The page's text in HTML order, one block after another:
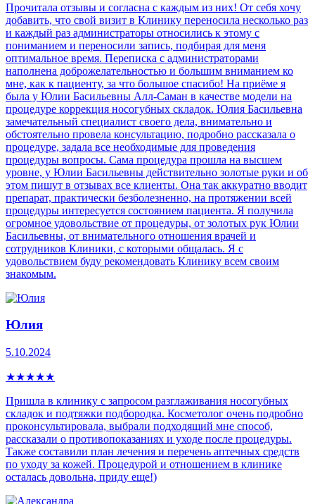
Прочитала отзывы и согласна с каждым из них! От себя хочу
добавить, что свой визит в Клинику переносила несколько раз
и каждый раз администраторы относились к этому с
пониманием и переносили запись, подбирая для меня
оптимальное время. Переписка с администраторами
наполнена доброжелательностью и большим вниманием ко
мне, как к пациенту, за что большое спасибо! На приёме я
была у Юлии Басильевны Алл-Саман в качестве модели на
процедуре коррекция носогубных складок. Юлия Басильевна
замечательный специалист своего дела, внимательно и
обстоятельно провела консультацию, подробно рассказала о
процедуре, задала все необходимые для проведения
процедуры вопросы. Сама процедура прошла на высшем
уровне, у Юлии Басильевны действительно золотые руки и об
этом пишут в отзывах все клиенты. Она так аккуратно вводит
препарат, практически безболезненно, на протяжении всей
процедуры интересуется состоянием пациента. Я получила
огромное удовольствие от процедуры, от золотых рук Юлии
Басильевны, от внимательного отношения врачей и
сотрудников Клиники, с которыми общалась. Я с
удовольствием буду рекомендовать Клинику всем своим
знакомым.
Юлия
5.10.2024
★★★★★
Пришла в клинику с запросом разглаживания носогубных
складок и подтяжки подбородка. Косметолог очень подробно
проконсультировала, выбрали подходящий мне способ,
рассказали о противопоказаниях и уходе после процедуры.
Также составили план лечения и перечень аптечных средств
по уходу за кожей. Процедурой и отношением в клинике
осталась довольна, приду еще!)